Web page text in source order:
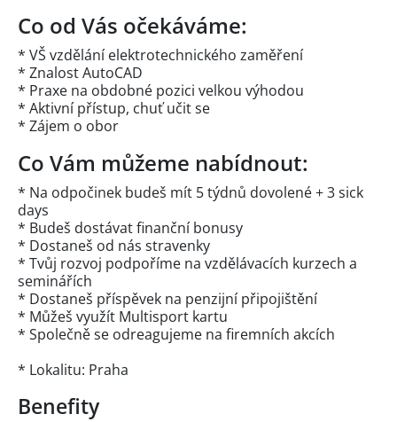
Co od Vás očekáváme:
* VŠ vzdělání elektrotechnického zaměření
* Znalost AutoCAD
* Praxe na obdobné pozici velkou výhodou
* Aktivní přístup, chuť učit se
* Zájem o obor
Co Vám můžeme nabídnout:
* Na odpočinek budeš mít 5 týdnů dovolené + 3 sick
days
* Budeš dostávat finanční bonusy
* Dostaneš od nás stravenky
* Tvůj rozvoj podpoříme na vzdělávacích kurzech a
seminářích
* Dostaneš příspěvek na penzijní připojištění
* Můžeš využít Multisport kartu
* Společně se odreagujeme na firemních akcích
* Lokalitu: Praha
Benefity